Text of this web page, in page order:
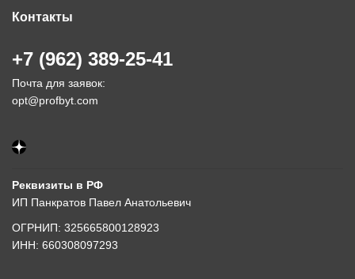
Контакты
+7 (962) 389-25-41
Почта для заявок:
opt@profbyt.com
Реквизиты в РФ
ИП Панкратов Павел Анатольевич
ОГРНИП: 325665800128923
ИНН: 660308097293